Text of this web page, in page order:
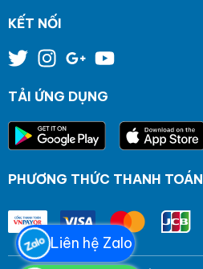
KẾT NỐI
TẢI ỨNG DỤNG
PHƯƠNG THỨC THANH TOÁN
Liên hệ Zalo